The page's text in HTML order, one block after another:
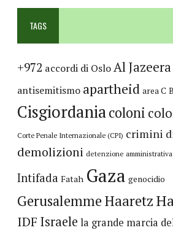
TAGS
+972 accordi di OsloAl Jazeera
antisemitismo apartheid area C
Cisgiordaniacoloni
Corte Penale Internazionale (CPI) crimini
demolizioni detenzione amministrativa
Intifada Fatah Gaza genocidio
GerusalemmeHaaretz
IDF Israele la grande marcia